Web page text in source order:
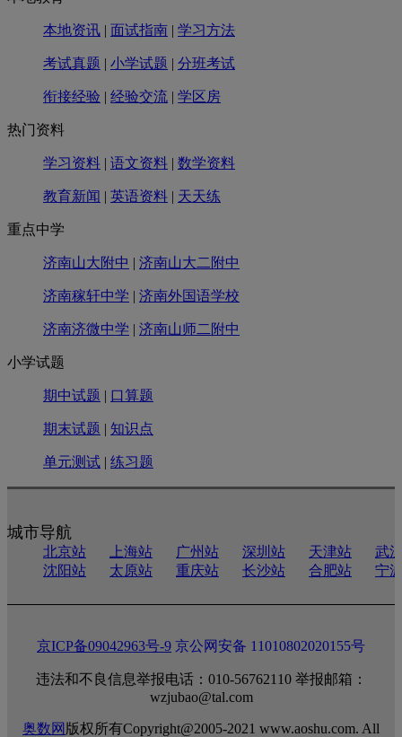
本地资讯 | 面试指南 | 学习方法
考试真题 | 小学试题 | 分班考试
衔接经验 | 经验交流 | 学区房
热门资料
学习资料 | 语文资料 | 数学资料
教育新闻 | 英语资料 | 天天练
重点中学
济南山大附中 | 济南山大二附中
济南稼轩中学 | 济南外国语学校
济南济微中学 | 济南山师二附中
小学试题
期中试题 | 口算题
期末试题 | 知识点
单元测试 | 练习题
城市导航
北京站 上海站 广州站 深圳站 天津站
武
沈阳站
太原站 重庆站 长沙站 合肥站 宁
京ICP备09042963号-9 京公网安备 11010802020155号
违法和不良信息举报电话：010-56762110 举报邮箱：
wzjubao@tal.com
奥数网 版权所有Copyright@2005-2021 www.aoshu.com. All